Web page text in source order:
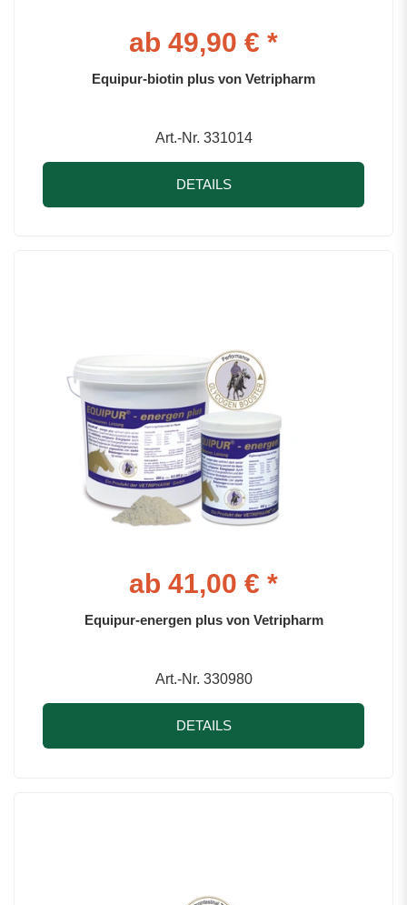
ab 49,90 € *
Equipur-biotin plus von Vetripharm
Art.-Nr. 331014
DETAILS
ab 41,00 € *
Equipur-energen plus von Vetripharm
Art.-Nr. 330980
DETAILS